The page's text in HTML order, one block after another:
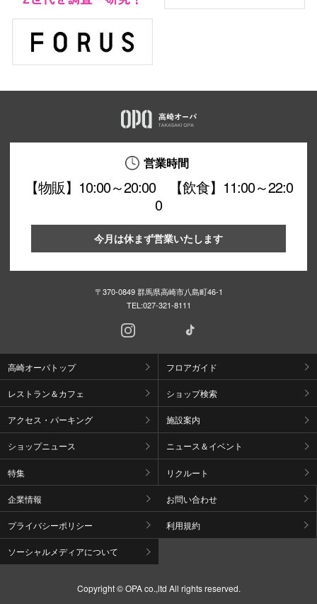
営業時間
【物販】10:00～20:00 【飲食】11:00～22:0
0
今月は休まず営業いたします
〒370-0849 群馬県高崎市八島町46-1
TEL:027-321-8111
高崎オーパトップ フロアガイド
レストラン＆カフェ ショップ検索
アクセス・パーキング 施設案内
ショップニュース ニュース＆イベント
特集 リクルート
企業情報 お問い合わせ
プライバシーポリシー 利用規約
ソーシャルメディアについて
Copyright © OPA co.,ltd All rights reserved.